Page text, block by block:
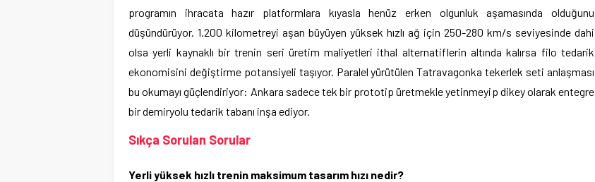
programın ihracata hazır platformlara kıyasla henüz erken olgunluk aşamasında olduğunu
düşündürüyor. 1.200 kilometreyi aşan büyüyen yüksek hızlı ağ için 250-280 km/s seviyesinde dahi
olsa yerli kaynaklı bir trenin seri üretim maliyetleri ithal alternatiflerin altında kalırsa filo tedarik
ekonomisini değiştirme potansiyeli taşıyor. Paralel yürütülen Tatravagonka tekerlek seti anlaşması
bu okumayı güçlendiriyor: Ankara sadece tek bir prototip üretmekle yetinmeyip dikey olarak entegre
bir demiryolu tedarik tabanı inşa ediyor.
Sıkça Sorulan Sorular
Yerli yüksek hızlı trenin maksimum tasarım hızı nedir?